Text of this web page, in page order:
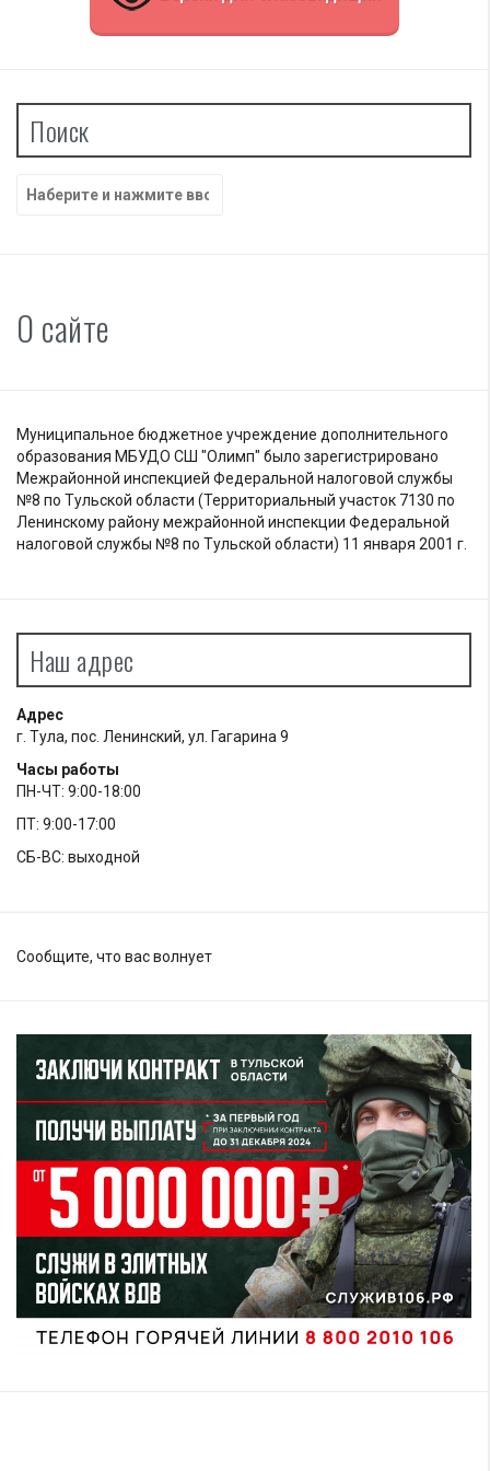
Поиск
Найти:
О сайте
Муниципальное бюджетное учреждение дополнительного
образования МБУДО СШ "Олимп" было зарегистрировано
Межрайонной инспекцией Федеральной налоговой службы
№8 по Тульской области (Территориальный участок 7130 по
Ленинскому району межрайонной инспекции Федеральной
налоговой службы №8 по Тульской области) 11 января 2001 г.
Наш адрес
Адрес
г. Тула, пос. Ленинский, ул. Гагарина 9
Часы работы
ПН-ЧТ: 9:00-18:00
ПТ: 9:00-17:00
СБ-ВС: выходной
Сообщите, что вас волнует